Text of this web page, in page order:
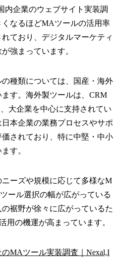
内企業のウェブサイト実装調
なるほどMAツールの活用率
ており、デジタルマーケティ
強まっています。
種類については、国産・海外
す。海外製ツールは、CRM
大企業を中心に支持されてい
本企業の業務プロセスやサポ
されており、特に中堅・中小
す。
ーズや規模に応じて多様なM
ール選択の幅が広がっている
裾野が徐々に広がっているた
用の機運が高まっています。
のMAツール実装調査｜Nexal,I